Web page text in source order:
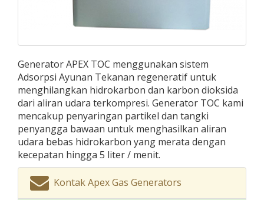
Generator APEX TOC menggunakan sistem
Adsorpsi Ayunan Tekanan regeneratif untuk
menghilangkan hidrokarbon dan karbon dioksida
dari aliran udara terkompresi. Generator TOC kami
mencakup penyaringan partikel dan tangki
penyangga bawaan untuk menghasilkan aliran
udara bebas hidrokarbon yang merata dengan
kecepatan hingga 5 liter / menit.
Kontak Apex Gas Generators